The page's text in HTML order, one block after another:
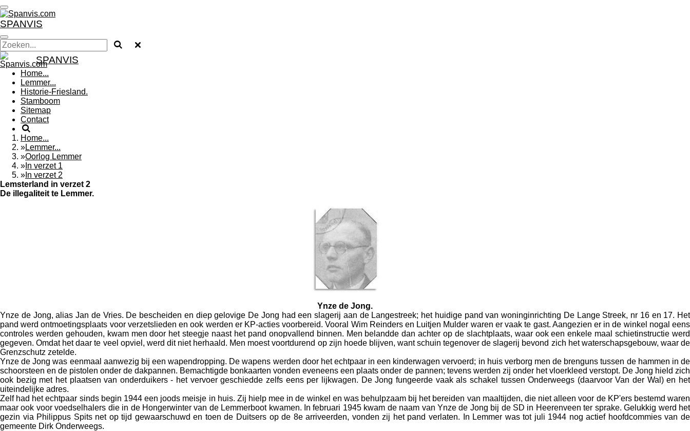
Ga
direct
naar
de
hoofdinhoud
SPANVIS
SPANVIS
Home...
Lemmer...
Historie-Friesland.
Stamboom
Sitemap
Contact
Home...
»Lemmer...
»Oorlog Lemmer
» In verzet 1
» In verzet 2
Lemsterland in verzet 2
De illegaliteit te Lemmer.
Ynze de Jong.
Ynze de Jong, alias Jan de Vries. De bescheiden en diep gelovige De Jong had een slagerij aan de Langestreek; het huidige pand van woninginrichting De Lange Streek, nr 16 en 17. Het
pand werd ontmoetingsplaats voor verzetslieden en ook werden er KP-acties voorbereid. Vooral Wim Reinders en Luitjen Mulder waren er vaak te gast. Aangezien er in de winkel nogal eens
controles werden gehouden, kwam men door het steegje naast het pand onopvallend binnen. Men belandde dan achter op de slachtplaats, waar ook een enkele maal schietinstructie werd
gegeven. Omdat het daar te veel opviel, werd dit niet herhaald. Men moest voortdurend op zijn hoede blijven, want schuin tegenover de slagerij bevond zich het waterschapsgebouw, waar de
Grenzschutz zetelde.
Ynze de Jong was eenmaal aanwezig bij een wapendropping. De wapens werden door het echtpaar in een kinderwagen vervoerd; in huis verborg men de brenguns tussen de hammen in de
schoorsteen en de pistolen onder de dakpannen. Bemachtigde bonkaarten vonden eveneens een plaats onder de pannen; tevens werden zij onder het vloerkleed verstopt. De Jong hield zich
ook bezig met het plaatsen van onderduikers - het vervoer geschiedde zelfs eens per lijkwagen. De Jong fungeerde vaak als schakel tussen Onderweegs (daarvoor Van der Wal) en het
uiteindelijke adres.
Zelf had het echtpaar sinds begin 1944 een joods meisje in huis. Zij hielp mee in de winkel en was behulpzaam bij het bereiden van maaltijden, die niet alleen voor de KP'ers bestemd waren
maar ook voor voedselhalers die in de Hongerwinter van de Lemmerboot kwamen. In februari 1945 kwam de naam van Ynze de Jong bij de SD in Heerenveen ter sprake. Gelukkig werd het
gezin via Philippus Spits net op tijd gewaarschuwd en toen de Duitsers op de 8e arriveerden, vonden zij het pand verlaten. In Lemmer was tot juli 1944 nog actief hoofdcommies van de
gemeente Dirk Onderweegs.